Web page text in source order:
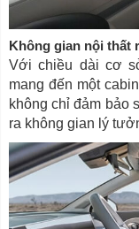
Không gian nội thất
Với chiều dài cơ
mang đến một
không chỉ đảm bảo
ra không gian lý